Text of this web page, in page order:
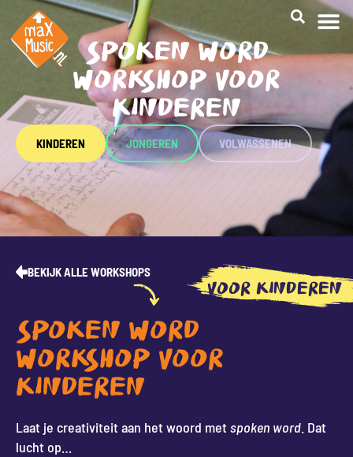
SPOKEN WORD
WORKSHOP VOOR
KINDEREN
KINDEREN JONGEREN VOLWASSENEN
BEKIJK ALLE WORKSHOPS
VOOR KINDEREN
SPOKEN WORD
WORKSHOP VOOR
KINDEREN
Laat je creativiteit aan het woord metspoken word . Dat
lucht op…